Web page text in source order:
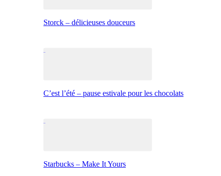
Storck – délicieuses douceurs
C’est l’été – pause estivale pour les chocolats
Starbucks – Make It Yours